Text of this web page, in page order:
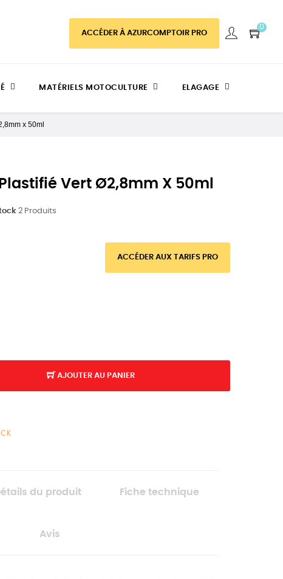
ACCÉDER À AZURCOMPTOIR PRO
0
MATÉRIELS MOTOCULTURE ELAGAGE
x 50ml
Vert Ø2,8mm X 50ml
2 Produits
ACCÉDER AUX TARIFS PRO
AJOUTER AU PANIER
du produit Fiche technique
Avis